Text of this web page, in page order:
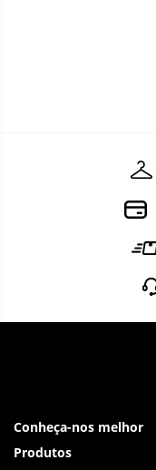
Conheça-nos melhor
Produtos